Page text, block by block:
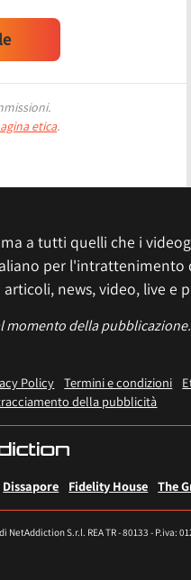
etica.
a tutti quelli che i
per l'intrattenimento
news, video, live e
momento della
Policy Termini e condizioni
della pubblicità
Dissapore Fidelity House The
S.r.l. REA TR - 80133 - P.iva: